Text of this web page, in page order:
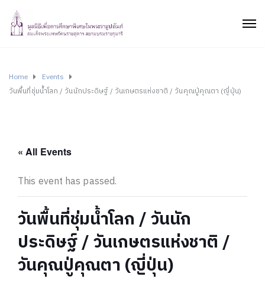
Home
Events
วันพื้นที่ชุ่มน้ำโลก / วันนักประดิษฐ์ / วันเกษตรแห่งชาติ / วันคุณปู่คุณตา (ญี่ปุ่น)
« All Events
This event has passed.
วันพื้นที่ชุ่มน้ำโลก / วันนัก
ประดิษฐ์ / วันเกษตรแห่งชาติ /
วันคุณปู่คุณตา (ญี่ปุ่น)